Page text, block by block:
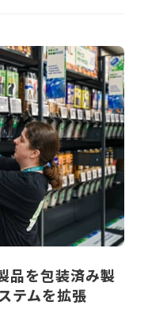
品を包装済み製
テムを拡張